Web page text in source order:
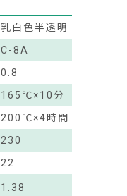
乳白色半透明
C-8A
0.8
165℃×10分
200℃×4時間
230
22
1.38